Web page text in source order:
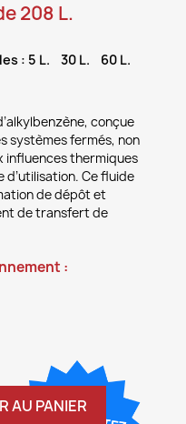
208 L.
: 5 L. 30 L. 60 L.
conçue
systèmes fermés, non
influences thermiques
Ce fluide
de dépôt et
de transfert de
:
AU PANIER